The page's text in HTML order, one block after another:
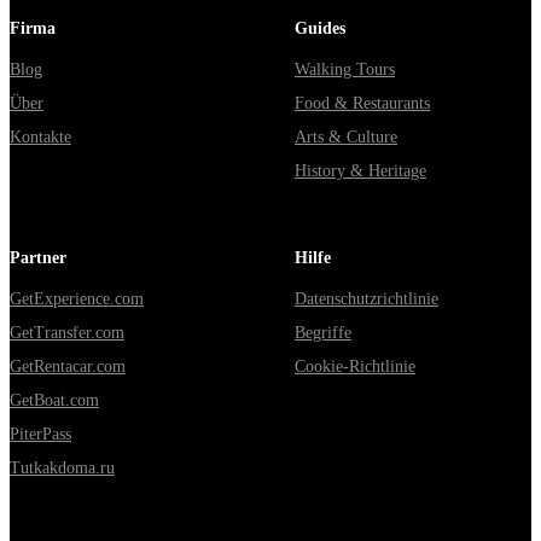
Firma
Blog
Über
Kontakte
Guides
Walking Tours
Food & Restaurants
Arts & Culture
History & Heritage
Partner
GetExperience.com
GetTransfer.com
GetRentacar.com
GetBoat.com
PiterPass
Tutkakdoma.ru
Hilfe
Datenschutzrichtlinie
Begriffe
Cookie-Richtlinie